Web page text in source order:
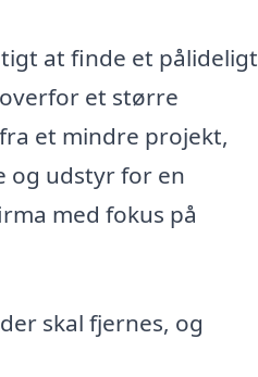
at finde et pålideligt
et større
et mindre projekt,
og udstyr for en
med fokus på
skal fjernes, og